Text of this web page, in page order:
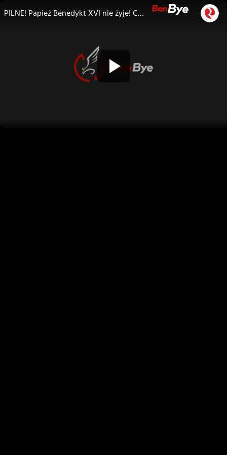
PILNE! Papież Benedykt XVI nie żyje! Co czeka Kościół? Lisicki, ks. Isakowicz-Zaleski, Rowiński, Kratiuk, Golonka komentują!